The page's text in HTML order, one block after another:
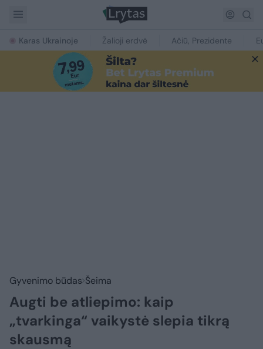
Karas Ukrainoje Žalioji erdvė Ačiū, Prezidente
Gyvenimo būdas Šeima
Augti be atliepimo: kaip
„tvarkinga“ vaikystė slepia tikrą
skausmą